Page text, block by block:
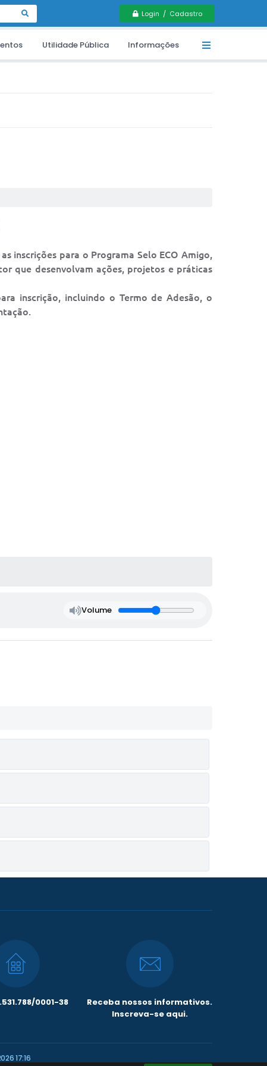
Login / Cadastro
Utilidade Pública Informações
inscrições para o Programa Selo ECO Amigo,
que desenvolvam ações, projetos e práticas
inscrição, incluindo o Termo de Adesão, o
Volume
0001-38
Receba nossos informativos.
Inscreva-se aqui.
17:16